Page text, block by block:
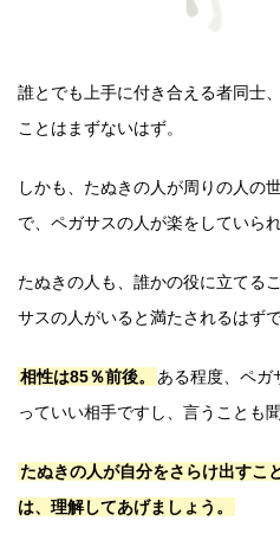
誰とでも上手に付き合える者同士
ことはまずないはず。
しかも、たぬきの人が周りの人の
で、ペガサスの人が楽をしていら
たぬきの人も、誰かの役に立てる
サスの人がいると満たされるはずで
相性は85％前後。
ある程度、ペガ
っていい相手ですし、言うことも
たぬきの人が自分をさらけ出すこ
は、理解してあげましょう。